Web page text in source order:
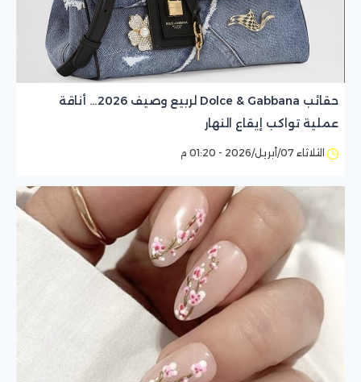
حقائب Dolce & Gabbana لربيع وصيف 2026… أناقة
عملية تواكب إيقاع النهار
الثلاثاء 07/أبريل/2026 - 01:20 م